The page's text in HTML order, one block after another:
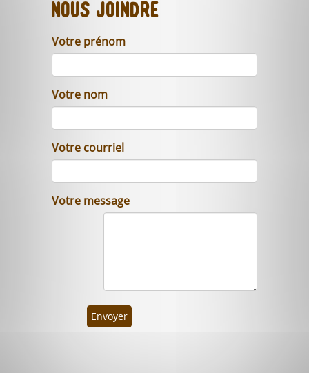
Nous joindre
Votre prénom
Votre nom
Votre courriel
Votre message
Envoyer